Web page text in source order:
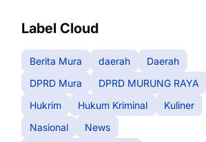
Raya
Label Cloud
Berita Mura daerah
Daerah
DPRD Mura
DPRD MURUNG RAYA
Hukrim
Hukum Kriminal
Kuliner
Nasional
News